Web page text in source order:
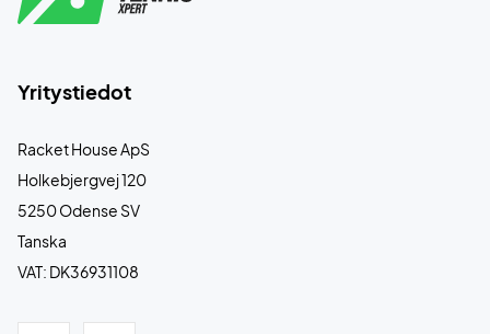
Yritystiedot
Racket House ApS
Holkebjergvej 120
5250 Odense SV
Tanska
VAT: DK36931108